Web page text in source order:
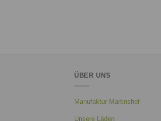
ÜBER UNS
Manufaktur Martinshof
Unsere Läden